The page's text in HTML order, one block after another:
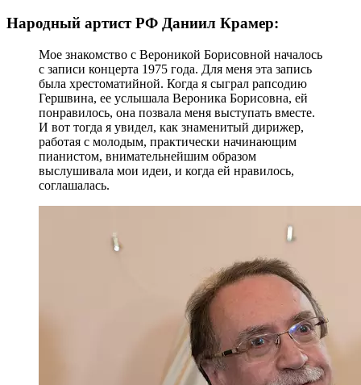
Народный артист РФ Даниил Крамер:
Мое знакомство с Вероникой Борисовной началось
с записи концерта 1975 года. Для меня эта запись
была хрестоматийной. Когда я сыграл рапсодию
Гершвина, ее услышала Вероника Борисовна, ей
понравилось, она позвала меня выступать вместе.
И вот тогда я увидел, как знаменитый дирижер,
работая с молодым, практически начинающим
пианистом, внимательнейшим образом
выслушивала мои идеи, и когда ей нравилось,
соглашалась.